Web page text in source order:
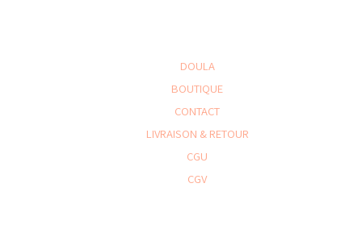
DOULA
BOUTIQUE
CONTACT
LIVRAISON & RETOUR
CGU
CGV